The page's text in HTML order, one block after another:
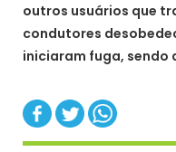
outros usuários que
condutores
iniciaram fuga, sendo